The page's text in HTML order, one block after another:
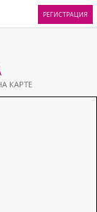
РЕГИСТРАЦИЯ
КАРТЕ